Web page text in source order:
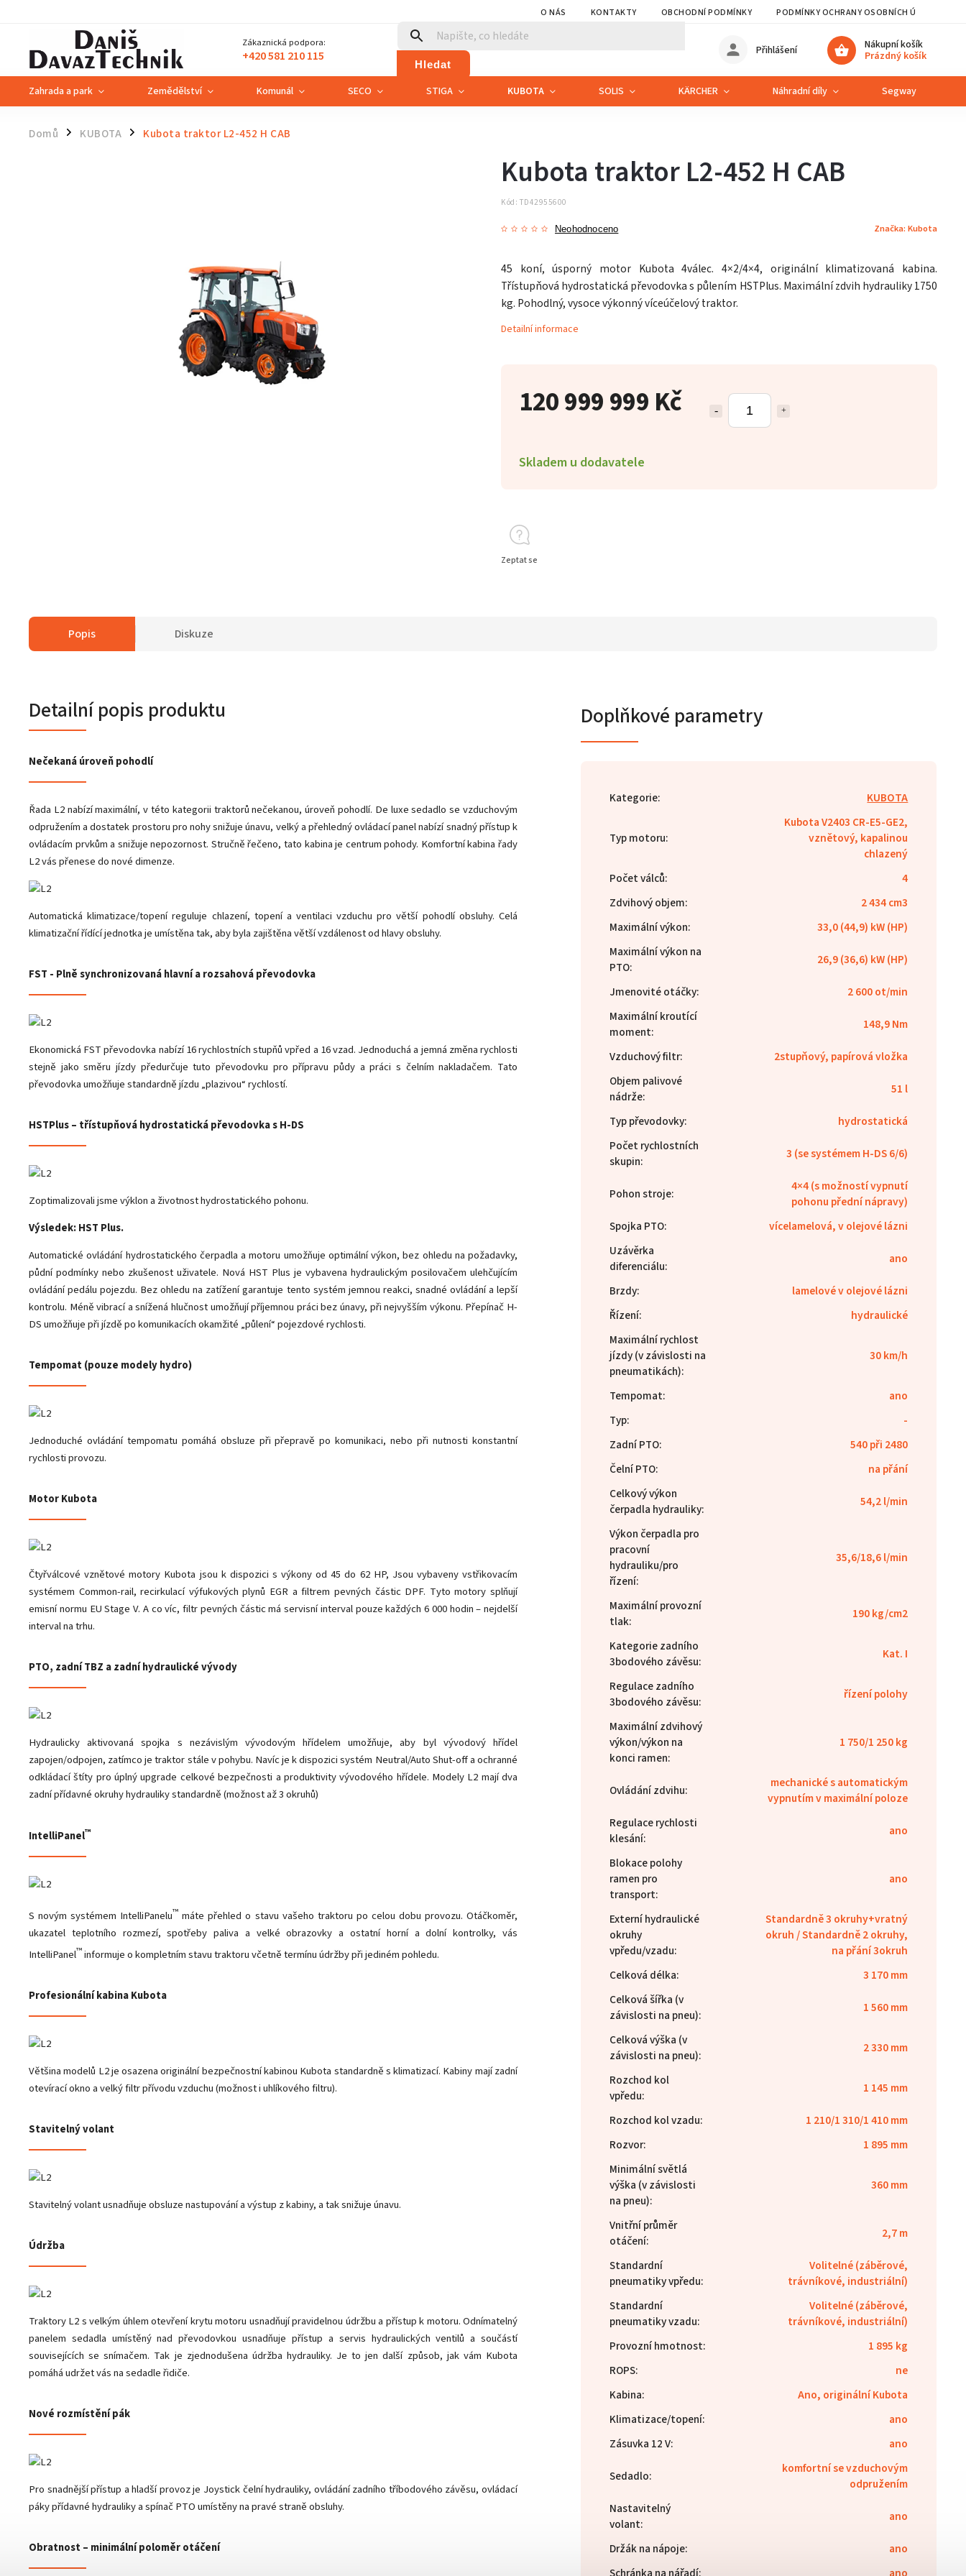
O NÁS KONTAKTY OBCHODNÍ PODMÍNKY PODMÍNKY OCHRANY OSOBNÍCH ÚDAJŮ
Zákaznická podpora:
+420 581 210 115 Hledat
Nákupní košík
Prázdný košík
Přihlášení
Zahrada a park Zemědělství Komunál SECO STIGA KUBOTA SOLIS KÄRCHER Náhradní díly Segway
Domů / KUBOTA / Kubota traktor L2-452 H CAB
120 999 999 Kč
Skladem u dodavatele
Kubota traktor L2-452 H CAB
Kód: TD42955600
Neohodnoceno Značka: Kubota
45 koní, úsporný motor Kubota 4válec. 4×2/4×4, originální klimatizovaná kabina.
Třístupňová hydrostatická převodovka s půlením HSTPlus. Maximální zdvih hydrauliky 1750
kg. Pohodlný, vysoce výkonný víceúčelový traktor.
Detailní informace
Zeptat se
Popis Diskuze
Detailní popis produktu
Nečekaná úroveň pohodlí
Řada L2 nabízí maximální, v této kategorii traktorů nečekanou, úroveň pohodlí. De luxe sedadlo se vzduchovým
odpružením a dostatek prostoru pro nohy snižuje únavu, velký a přehledný ovládací panel nabízí snadný přístup k
ovládacím prvkům a snižuje nepozornost. Stručně řečeno, tato kabina je centrum pohody. Komfortní kabina řady
L2 vás přenese do nové dimenze.
Automatická klimatizace/topení reguluje chlazení, topení a ventilaci vzduchu pro větší pohodlí obsluhy. Celá
klimatizační řídící jednotka je umístěna tak, aby byla zajištěna větší vzdálenost od hlavy obsluhy.
FST - Plně synchronizovaná hlavní a rozsahová převodovka
Ekonomická FST převodovka nabízí 16 rychlostních stupňů vpřed a 16 vzad. Jednoduchá a jemná změna rychlosti
stejně jako směru jízdy předurčuje tuto převodovku pro přípravu půdy a práci s čelním nakladačem. Tato
převodovka umožňuje standardně jízdu „plazivou“ rychlostí.
HSTPlus – třístupňová hydrostatická převodovka s H-DS
Zoptimalizovali jsme výklon a životnost hydrostatického pohonu.
Výsledek: HST Plus.
Automatické ovládání hydrostatického čerpadla a motoru umožňuje optimální výkon, bez ohledu na požadavky,
půdní podmínky nebo zkušenost uživatele. Nová HST Plus je vybavena hydraulickým posilovačem ulehčujícím
ovládání pedálu pojezdu. Bez ohledu na zatížení garantuje tento systém jemnou reakci, snadné ovládání a lepší
kontrolu. Méně vibrací a snížená hlučnost umožňují příjemnou práci bez únavy, při nejvyšším výkonu. Přepínač H-
DS umožňuje při jízdě po komunikacích okamžité „půlení“ pojezdové rychlosti.
Tempomat (pouze modely hydro)
Jednoduché ovládání tempomatu pomáhá obsluze při přepravě po komunikaci, nebo při nutnosti konstantní
rychlosti provozu.
Motor Kubota
Čtyřválcové vznětové motory Kubota jsou k dispozici s výkony od 45 do 62 HP, Jsou vybaveny vstřikovacím
systémem Common-rail, recirkulací výfukových plynů EGR a filtrem pevných částic DPF. Tyto motory splňují
emisní normu EU Stage V. A co víc, filtr pevných částic má servisní interval pouze každých 6 000 hodin – nejdelší
interval na trhu.
PTO, zadní TBZ a zadní hydraulické vývody
Hydraulicky aktivovaná spojka s nezávislým vývodovým hřídelem umožňuje, aby byl vývodový hřídel
zapojen/odpojen, zatímco je traktor stále v pohybu. Navíc je k dispozici systém Neutral/Auto Shut-off a ochranné
odkládací štíty pro úplný upgrade celkové bezpečnosti a produktivity vývodového hřídele. Modely L2 mají dva
zadní přídavné okruhy hydrauliky standardně (možnost až 3 okruhů)
IntelliPanel™
S novým systémem IntelliPanelu™ máte přehled o stavu vašeho traktoru po celou dobu provozu. Otáčkoměr,
ukazatel teplotního rozmezí, spotřeby paliva a velké obrazovky a ostatní horní a dolní kontrolky, vás
IntelliPanel™informuje o kompletním stavu traktoru včetně termínu údržby při jediném pohledu.
Profesionální kabina Kubota
Většina modelů L2 je osazena originální bezpečnostní kabinou Kubota standardně s klimatizací. Kabiny mají zadní
otevírací okno a velký filtr přívodu vzduchu (možnost i uhlíkového filtru).
Stavitelný volant
Stavitelný volant usnadňuje obsluze nastupování a výstup z kabiny, a tak snižuje únavu.
Údržba
Traktory L2 s velkým úhlem otevření krytu motoru usnadňují pravidelnou údržbu a přístup k motoru. Odnímatelný
panelem sedadla umístěný nad převodovkou usnadňuje přístup a servis hydraulických ventilů a součástí
souvisejících se snímačem. Tak je zjednodušena údržba hydrauliky. Je to jen další způsob, jak vám Kubota
pomáhá udržet vás na sedadle řidiče.
Nové rozmístění pák
Pro snadnější přístup a hladší provoz je Joystick čelní hydrauliky, ovládání zadního tříbodového závěsu, ovládací
páky přídavné hydrauliky a spínač PTO umístěny na pravé straně obsluhy.
Obratnost – minimální poloměr otáčení
Doplňkové parametry
Kategorie: KUBOTA
Typ motoru:
Kubota V2403 CR-E5-GE2,
vznětový, kapalinou
chlazený
Počet válců:
4
Zdvihový objem:
2 434 cm3
Maximální výkon:
33,0 (44,9) kW (HP)
Maximální výkon na
PTO: 26,9 (36,6) kW (HP)
Jmenovité otáčky:
2 600 ot/min
Maximální kroutící
moment: 148,9 Nm
Vzduchový filtr:
2stupňový, papírová vložka
Objem palivové
nádrže: 51 l
Typ převodovky:
hydrostatická
Počet rychlostních
skupin: 3 (se systémem H-DS 6/6)
Pohon stroje:
4×4 (s možností vypnutí
pohonu přední nápravy)
Spojka PTO:
vícelamelová, v olejové lázni
Uzávěrka
diferenciálu: ano
Brzdy:
lamelové v olejové lázni
Řízení:
hydraulické
Maximální rychlost
jízdy (v závislosti na
pneumatikách):
30 km/h
Tempomat:
ano
Typ:
-
Zadní PTO:
540 při 2480
Čelní PTO:
na přání
Celkový výkon
čerpadla hydrauliky: 54,2 l/min
Výkon čerpadla pro
pracovní
hydrauliku/pro
řízení:
35,6/18,6 l/min
Maximální provozní
tlak: 190 kg/cm2
Kategorie zadního
3bodového závěsu: Kat. I
Regulace zadního
3bodového závěsu: řízení polohy
Maximální zdvihový
výkon/výkon na
konci ramen:
1 750/1 250 kg
Ovládání zdvihu:
mechanické s automatickým
vypnutím v maximální poloze
Regulace rychlosti
klesání: ano
Blokace polohy
ramen pro
transport:
ano
Externí hydraulické
okruhy
vpředu/vzadu:
Standardně 3 okruhy+vratný
okruh / Standardně 2 okruhy,
na přání 3okruh
Celková délka:
3 170 mm
Celková šířka (v
závislosti na pneu): 1 560 mm
Celková výška (v
závislosti na pneu): 2 330 mm
Rozchod kol
vpředu: 1 145 mm
Rozchod kol vzadu:
1 210/1 310/1 410 mm
Rozvor:
1 895 mm
Minimální světlá
výška (v závislosti
na pneu):
360 mm
Vnitřní průměr
otáčení: 2,7 m
Standardní
pneumatiky vpředu:
Volitelné (záběrové,
trávníkové, industriální)
Standardní
pneumatiky vzadu:
Volitelné (záběrové,
trávníkové, industriální)
Provozní hmotnost:
1 895 kg
ROPS:
ne
Kabina:
Ano, originální Kubota
Klimatizace/topení:
ano
Zásuvka 12 V: ano
Sedadlo:
komfortní se vzduchovým
odpružením
Nastavitelný
volant: ano
Držák na nápoje:
ano